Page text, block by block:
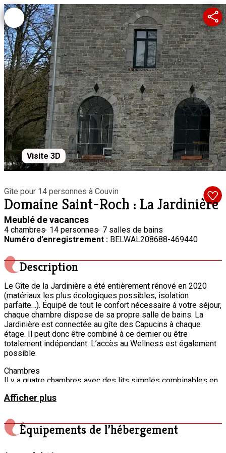
Gîte pour 14 personnes à Couvin
Domaine Saint-Roch : La Jardinière
Meublé de vacances
4 chambres 14 personnes 7 salles de bains
Visite 3D
Numéro d’enregistrement : BELWAL208688-469440
Description
Le Gîte de la Jardinière a été entièrement rénové en 2020
(matériaux les plus écologiques possibles, isolation
parfaite…). Équipé de tout le confort nécessaire à votre séjour,
chaque chambre dispose de sa propre salle de bains. La
Jardinière est connectée au gîte des Capucins à chaque
étage. Il peut donc être combiné à ce dernier ou être
totalement indépendant. L’accès au Wellness est également
possible.
Chambres
Il y a quatre chambres avec des lits simples combinables en
double de 160.
Salon
Fauteuils, canapés, poufs
poêle à bois
Afficher plus
Équipements de l’hébergement